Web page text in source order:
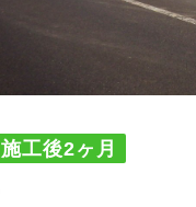
施工後2ヶ月